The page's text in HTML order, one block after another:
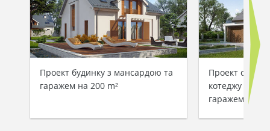
Проект будинку з мансардою та
гаражем на 200 m²
Проект
котеджу з
гаражем для